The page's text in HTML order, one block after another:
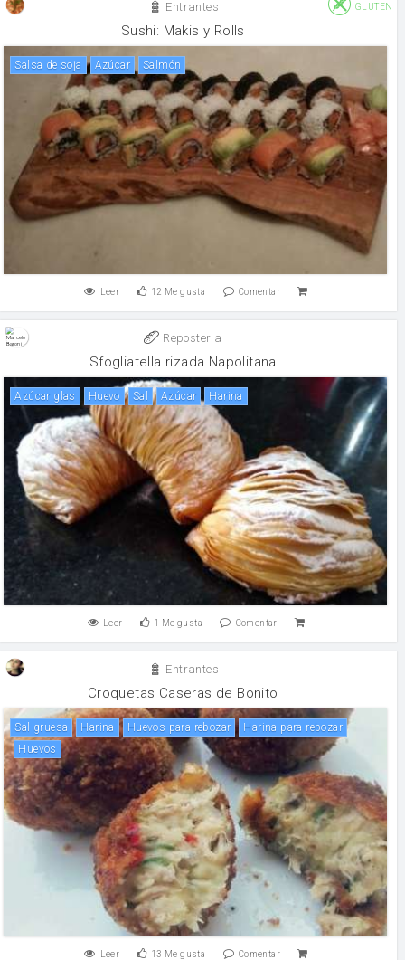
Entrantes
GLUTEN
Sushi: Makis y Rolls
salsa de soja Azúcar salmón
Leer 12 Me gusta Comentar
Reposteria
Sfogliatella rizada Napolitana
azúcar glas huevo sal Azúcar harina
Leer 1 Me gusta Comentar
Entrantes
Croquetas Caseras de Bonito
Sal gruesa harina Huevos para rebozar
Harina para rebozar
huevos
Leer 13 Me gusta Comentar